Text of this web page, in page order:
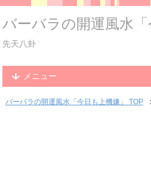
バーバラの開運風水「
先天八卦
メニュー
バーバラの開運風水「今日も上機嫌」 TOP